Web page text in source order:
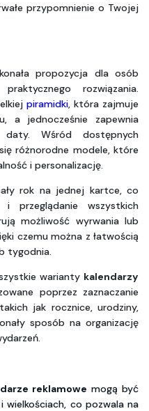
przypomnienie o Twojej
propozycja dla osób
rozwiązania.
piramidki, która zajmuje
a jednocześnie zapewnia
różnorodne modele, które
i personalizację.
rok na jednej kartce, co
i przeglądanie wszystkich
możliwość wyrwania lub
czemu można z łatwością
tygodnia.
warianty kalendarzy
poprzez zaznaczanie
jak rocznice, urodziny,
sposób na organizację
reklamowe mogą być
co pozwala na